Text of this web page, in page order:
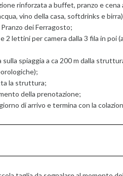
rinforzata a buffet, pranzo e
vino della casa, softdrinks e
dei Ferragosto;
2 lettini per camera dalla 3 fila in poi
spiaggia a ca 200 m dalla
la struttura;
della prenotazione;
di arrivo e termina con la